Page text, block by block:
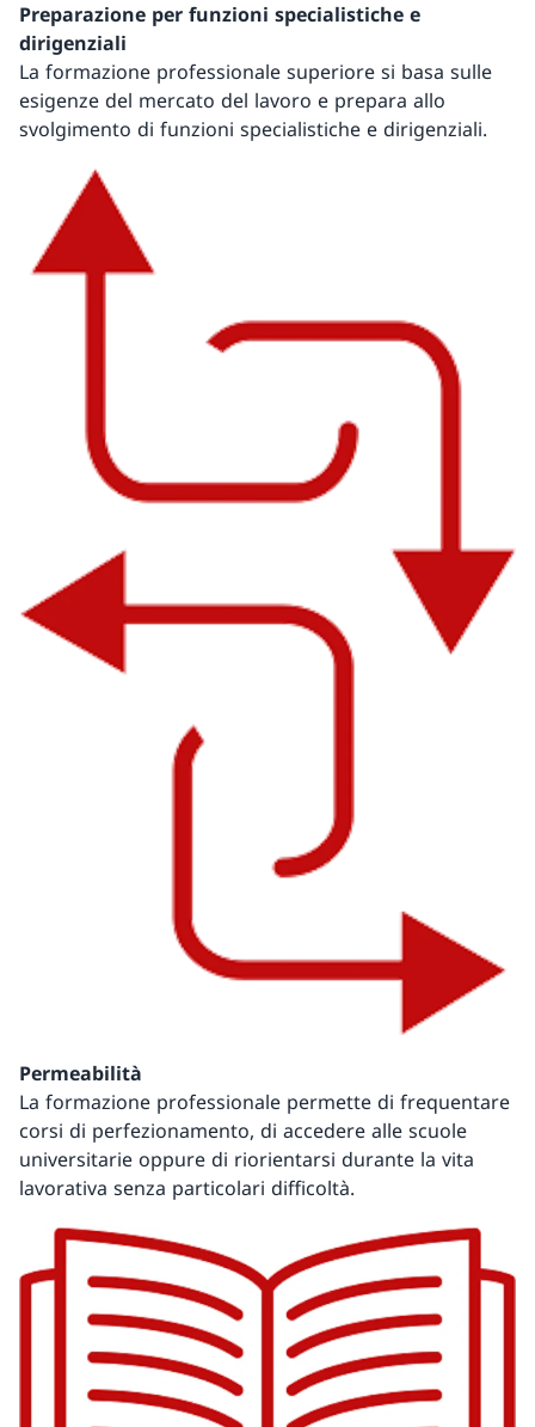
Preparazione per funzioni specialistiche e
dirigenziali
La formazione professionale superiore si basa sulle
esigenze del mercato del lavoro e prepara allo
svolgimento di funzioni specialistiche e dirigenziali.
Permeabilità
La formazione professionale permette di frequentare
corsi di perfezionamento, di accedere alle scuole
universitarie oppure di riorientarsi durante la vita
lavorativa senza particolari difficoltà.